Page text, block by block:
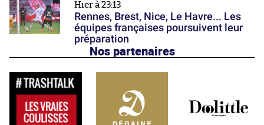
Hier à 23:13
Rennes, Brest, Nice, Le Havre... Les
équipes françaises poursuivent leur
préparation
Nos partenaires